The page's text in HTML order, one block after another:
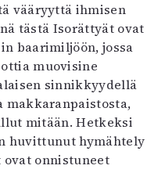
vääryyttä ihmisen
tästä Isorättyät ovat
baarimiljöön, jossa
muovisine
sinnikkyydellä
makkaranpaistosta,
mitään. Hetkeksi
huvittunut hymähtely
onnistuneet